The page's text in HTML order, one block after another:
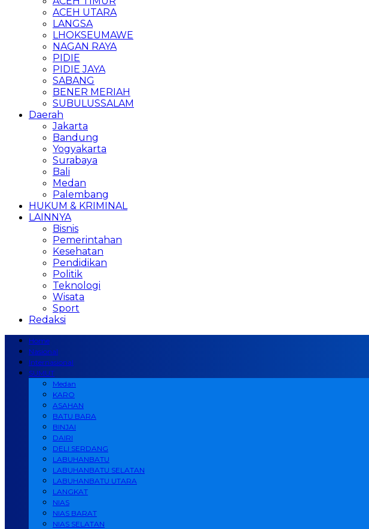
ACEH UTARA
LANGSA
LHOKSEUMAWE
NAGAN RAYA
PIDIE
PIDIE JAYA
SABANG
BENER MERIAH
SUBULUSSALAM
Daerah
Jakarta
Bandung
Yogyakarta
Surabaya
Bali
Medan
Palembang
HUKUM & KRIMINAL
LAINNYA
Bisnis
Pemerintahan
Kesehatan
Pendidikan
Politik
Teknologi
Wisata
Sport
Redaksi
Home
Nasional
Internasional
SUMUT
Medan
KARO
ASAHAN
BATU BARA
BINJAI
DAIRI
DELI SERDANG
LABUHANBATU
LABUHANBATU SELATAN
LABUHANBATU UTARA
LANGKAT
NIAS
NIAS BARAT
NIAS SELATAN